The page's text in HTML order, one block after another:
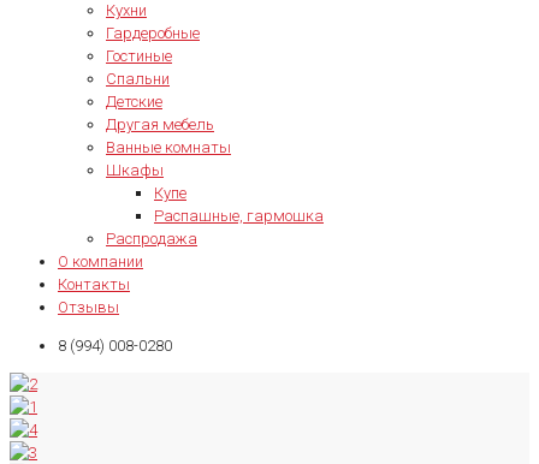
Кухни
Гардеробные
Гостиные
Спальни
Детские
Другая мебель
Ванные комнаты
Шкафы
Купе
Распашные, гармошка
Распродажа
О компании
Контакты
Отзывы
8 (994) 008-0280